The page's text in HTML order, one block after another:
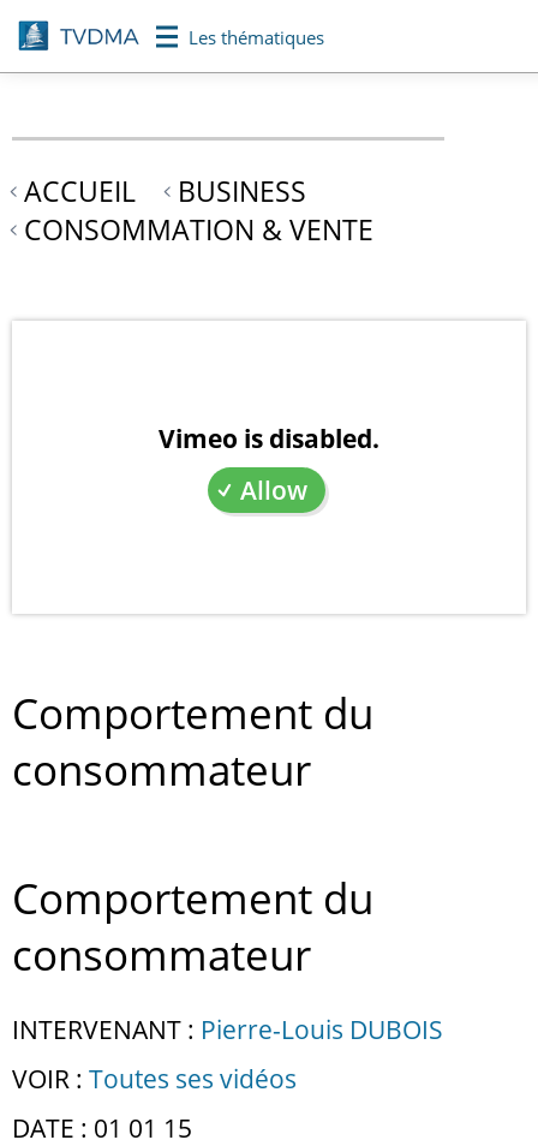
Aller
au
contenu
Les thématiques
ACCUEIL
BUSINESS
CONSOMMATION & VENTE
Vimeo is disabled.
Allow
Comportement du
consommateur
Comportement du
consommateur
INTERVENANT : Pierre-Louis DUBOIS
VOIR : Toutes ses vidéos
DATE : 01 01 15